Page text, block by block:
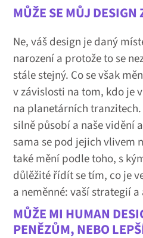
MŮŽE SE MŮJ DESIGN
Ne, váš design je daný
narození a protože to se
stále stejný. Co se však
v závislosti na tom, kdo je
na planetárních
silně působí a naše vidění
sama se pod jejich vlivem
také mění podle toho, s
důlěžité řídít se tím, co je
a neměnné: vaší strategií
MŮŽE MI HUMAN
PENĚZŮM, NEBO